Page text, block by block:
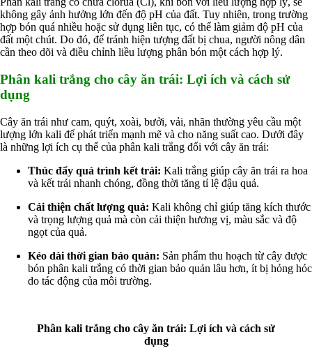
không gây ảnh hưởng lớn đến độ pH của đất. Tuy nhiên, trong trường
hợp bón quá nhiều hoặc sử dụng liên tục, có thể làm giảm độ pH của
đất một chút. Do đó, để tránh hiện tượng đất bị chua, người nông dân
cần theo dõi và điều chỉnh liều lượng phân bón một cách hợp lý.
Phân kali trắng cho cây ăn trái: Lợi ích và cách sử
dụng
Cây ăn trái như cam, quýt, xoài, bưởi, vải, nhãn thường yêu cầu một
lượng lớn kali để phát triển mạnh mẽ và cho năng suất cao. Dưới đây
là những lợi ích cụ thể của phân kali trắng đối với cây ăn trái:
Thúc đẩy quá trình kết trái: Kali trắng giúp cây ăn trái ra hoa
và kết trái nhanh chóng, đồng thời tăng tỉ lệ đậu quả.
Cải thiện chất lượng quả: Kali không chỉ giúp tăng kích thước
và trọng lượng quả mà còn cải thiện hương vị, màu sắc và độ
ngọt của quả.
Kéo dài thời gian bảo quản: Sản phẩm thu hoạch từ cây được
bón phân kali trắng có thời gian bảo quản lâu hơn, ít bị hỏng hóc
do tác động của môi trường.
Phân kali trắng cho cây ăn trái: Lợi ích và cách sử
dụng